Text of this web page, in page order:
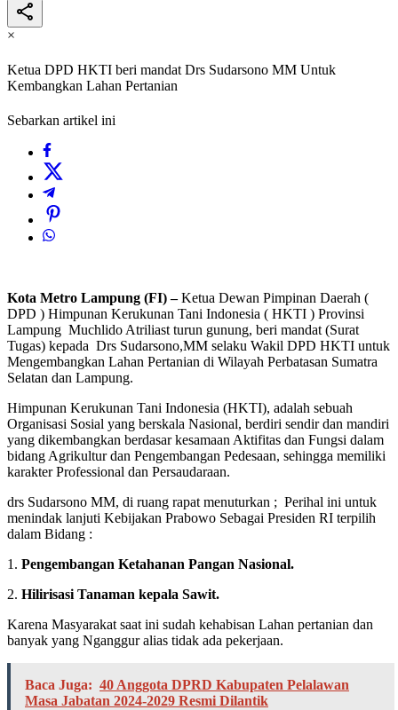
×
Ketua DPD HKTI beri mandat Drs Sudarsono MM Untuk
Kembangkan Lahan Pertanian
Sebarkan artikel ini
Kota Metro Lampung (FI) –Ketua Dewan Pimpinan Daerah (
DPD ) Himpunan Kerukunan Tani Indonesia ( HKTI ) Provinsi
Lampung Muchlido Atriliast turun gunung, beri mandat (Surat
Tugas) kepada Drs Sudarsono,MM selaku Wakil DPD HKTI untuk
Mengembangkan Lahan Pertanian di Wilayah Perbatasan Sumatra
Selatan dan Lampung.
Himpunan Kerukunan Tani Indonesia (HKTI), adalah sebuah
Organisasi Sosial yang berskala Nasional, berdiri sendir dan mandiri
yang dikembangkan berdasar kesamaan Aktifitas dan Fungsi dalam
bidang Agrikultur dan Pengembangan Pedesaan, sehingga memiliki
karakter Professional dan Persaudaraan.
drs Sudarsono MM, di ruang rapat menuturkan ; Perihal ini untuk
menindak lanjuti Kebijakan Prabowo Sebagai Presiden RI terpilih
dalam Bidang :
1. Pengembangan Ketahanan Pangan Nasional.
2. Hilirisasi Tanaman kepala Sawit.
Karena Masyarakat saat ini sudah kehabisan Lahan pertanian dan
banyak yang Nganggur alias tidak ada pekerjaan.
Baca Juga: 40 Anggota DPRD Kabupaten Pelalawan
Masa Jabatan 2024-2029 Resmi Dilantik